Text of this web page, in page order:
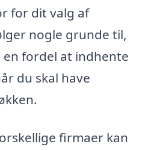
for dit valg af
nogle grunde til,
fordel at indhente
du skal have
firmaer kan